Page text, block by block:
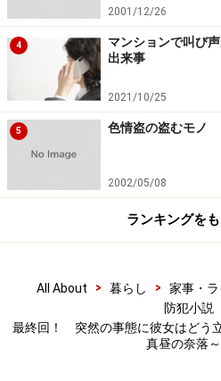
2001/12/26
4
マンションで叫び
出来事
2021/10/25
5 色情盗の盗むモノ
2002/05/08
ランキングを
All About > 暮らし > 家事・
防犯小説
最終回！ 突然の事態に彼女はどう
真昼の奈落